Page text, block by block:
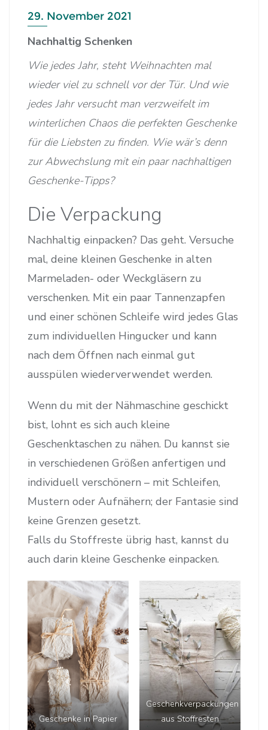
29. November 2021
Nachhaltig Schenken
Wie jedes Jahr, steht Weihnachten mal
wieder viel zu schnell vor der Tür. Und wie
jedes Jahr versucht man verzweifelt im
winterlichen Chaos die perfekten Geschenke
für die Liebsten zu finden. Wie wär’s denn
zur Abwechslung mit ein paar nachhaltigen
Geschenke-Tipps?
Die Verpackung
Nachhaltig einpacken? Das geht. Versuche
mal, deine kleinen Geschenke in alten
Marmeladen- oder Weckgläsern zu
verschenken. Mit ein paar Tannenzapfen
und einer schönen Schleife wird jedes Glas
zum individuellen Hingucker und kann
nach dem Öffnen nach einmal gut
ausspülen wiederverwendet werden.
Wenn du mit der Nähmaschine geschickt
bist, lohnt es sich auch kleine
Geschenktaschen zu nähen. Du kannst sie
in verschiedenen Größen anfertigen und
individuell verschönern – mit Schleifen,
Mustern oder Aufnähern; der Fantasie sind
keine Grenzen gesetzt.
Falls du Stoffreste übrig hast, kannst du
auch darin kleine Geschenke einpacken.
Geschenke in Papier
Geschenkverpackungen
aus Stoffresten